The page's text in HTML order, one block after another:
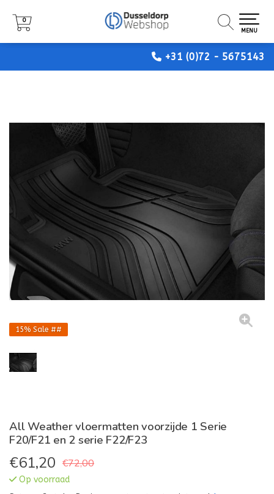
+31 (0)72 - 5675143
0
MENU
0
MENU
0
MENU
15% Sale ##
All Weather vloermatten voorzijde 1 Serie
F20/F21 en 2 serie F22/F23
€61,20 €72,00
Op voorraad